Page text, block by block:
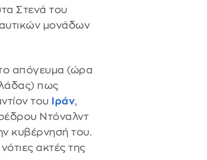
Στενά του
μονάδων
το απόγευμα (ώρα
πως
του
Ιράν,
Ντόναλντ
κυβέρνησή του.
ακτές της